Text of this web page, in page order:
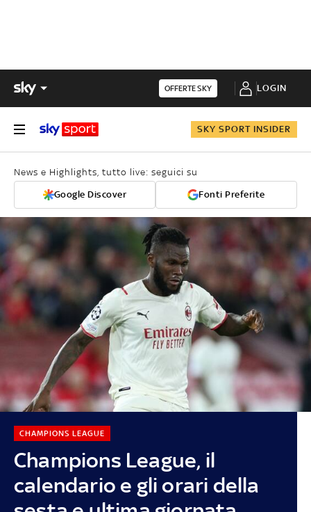
OFFERTE SKY LOGIN
SKY SPORT INSIDER
News e Highlights, tutto live: seguici su
Google Discover Fonti Preferite
Champions League, il
calendario e gli orari della
CHAMPIONS LEAGUE